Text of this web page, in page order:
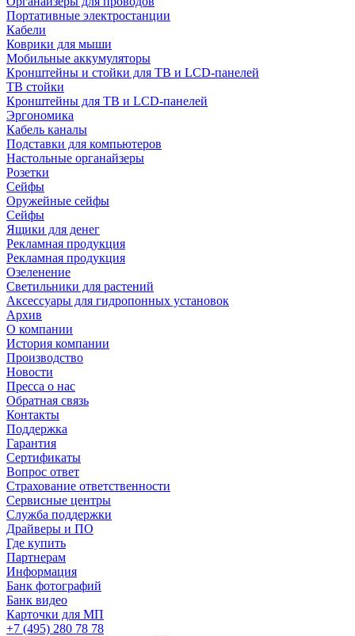
Портативные электростанции
Кабели
Коврики для мыши
Мобильные аккумуляторы
Кронштейны и стойки для ТВ и LCD-панелей
ТВ стойки
Кронштейны для ТВ и LCD-панелей
Эргономика
Кабель каналы
Подставки для компьютеров
Настольные органайзеры
Розетки
Сейфы
Оружейные сейфы
Сейфы
Ящики для денег
Рекламная продукция
Рекламная продукция
Озеленение
Светильники для растений
Аксессуары для гидропонных установок
Архив
О компании
История компании
Производство
Новости
Пресса о нас
Обратная связь
Контакты
Поддержка
Гарантия
Сертификаты
Вопрос ответ
Страхование ответственности
Сервисные центры
Служба поддержки
Драйверы и ПО
Где купить
Партнерам
Информация
Банк фотографий
Банк видео
Карточки для МП
+7 (495) 280 78 78